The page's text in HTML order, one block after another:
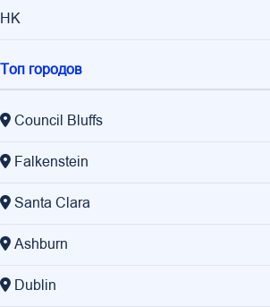
HK
Топ городов
Council Bluffs
Falkenstein
Santa Clara
Ashburn
Dublin